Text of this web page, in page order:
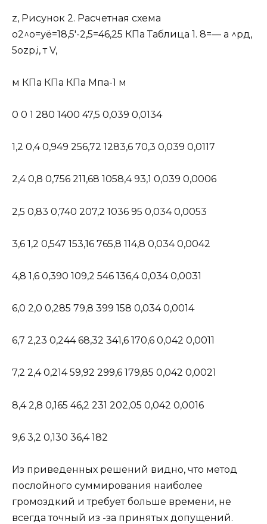
z, Рисунок 2. Расчетная схема
о2^о=уё=18,5′-2,5=46,25 КПа Таблица 1. 8=— а ^рд,
5ozp,i, т V,
м КПа КПа КПа Мпа-1 м
0 0 1 280 1400 47,5 0,039 0,0134
1,2 0,4 0,949 256,72 1283,6 70,3 0,039 0,0117
2,4 0,8 0,756 211,68 1058,4 93,1 0,039 0,0006
2,5 0,83 0,740 207,2 1036 95 0,034 0,0053
3,6 1,2 0,547 153,16 765,8 114,8 0,034 0,0042
4,8 1,6 0,390 109,2 546 136,4 0,034 0,0031
6,0 2,0 0,285 79,8 399 158 0,034 0,0014
6,7 2,23 0,244 68,32 341,6 170,6 0,042 0,0011
7,2 2,4 0,214 59,92 299,6 179,85 0,042 0,0021
8,4 2,8 0,165 46,2 231 202,05 0,042 0,0016
9,6 3,2 0,130 36,4 182
Из приведенных решений видно, что метод
послойного суммирования наиболее
громоздкий и требует больше времени, не
всегда точный из -за принятых допущений.